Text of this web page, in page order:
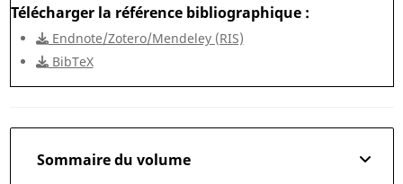
Télécharger la référence bibliographique
Endnote/Zotero/Mendeley (RIS)
BibTeX
Sommaire du volume